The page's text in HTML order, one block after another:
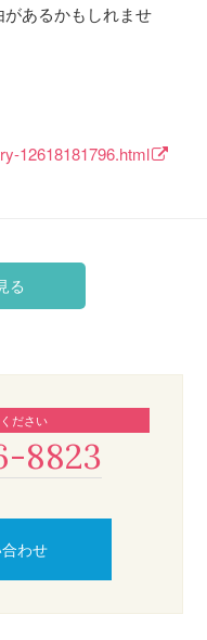
あるかもしれませ
12618181796.html
る
ださい
8823
わせ